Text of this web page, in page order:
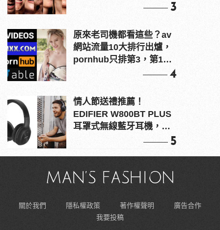
3
原來老司機都看這些？av
網站流量10大排行出爐，
pornhub只排第3，第1名
4
情人節送禮推薦！
EDIFIER W800BT PLUS
耳罩式無線藍牙耳機，在
5
關於我們 隱私權政策 著作權聲明
廣告合作
我要投稿